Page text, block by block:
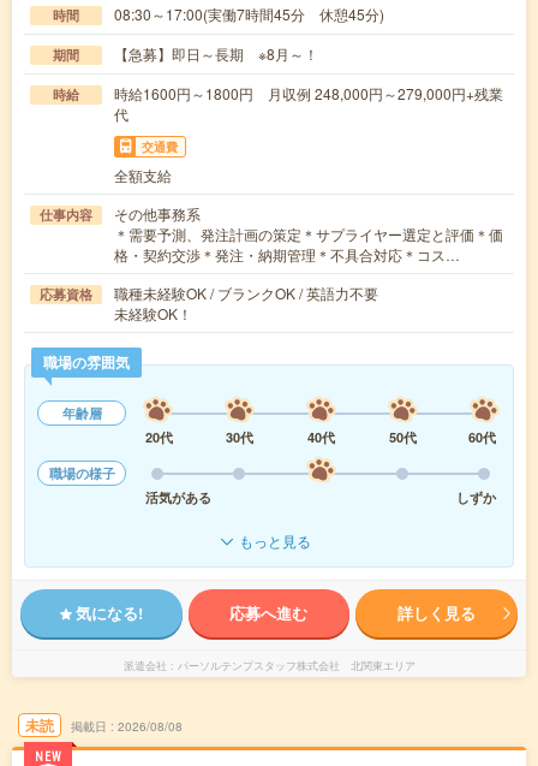
時間 08:30～17:00(実働7時間45分 休憩45分)
期間 【急募】即日～長期 ※8月～！
時給
時給1600円～1800円 月収例 248,000円～279,000円+残業
代
交通費
全額支給
仕事内容
その他事務系
＊需要予測、発注計画の策定＊サプライヤー選定と評価＊価
格・契約交渉＊発注・納期管理＊不具合対応＊コス…
応募資格
職種未経験OK / ブランクOK / 英語力不要
未経験OK！
職場の雰囲気
年齢層
20代
30代 40代 50代
60代
職場の様子
活気がある
しずか
もっと見る
気になる! 応募へ進む 詳しく見る
派遣会社 パーソルテンプスタッフ株式会社 北関東エリア
未読
NEW
掲載日 2026/08/08